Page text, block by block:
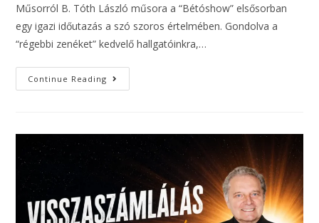
Műsorról B. Tóth László műsora a “Bétóshow” elsősorban
egy igazi időutazás a szó szoros értelmében. Gondolva a
“régebbi zenéket” kedvelő hallgatóinkra,…
Continue Reading